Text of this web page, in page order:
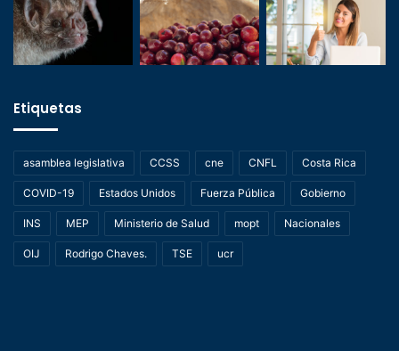
Etiquetas
asamblea legislativa CCSS cne CNFL Costa Rica
COVID-19 Estados Unidos Fuerza Pública Gobierno
INS MEP Ministerio de Salud mopt Nacionales
OIJ Rodrigo Chaves. TSE ucr